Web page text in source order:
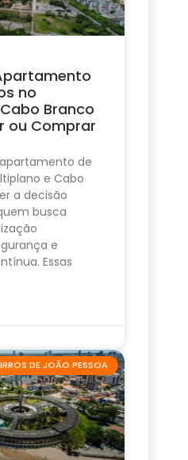
no
Branco
ou Comprar
de
e Cabo
a decisão
busca
e
Essas
DE JOÃO PESSOA